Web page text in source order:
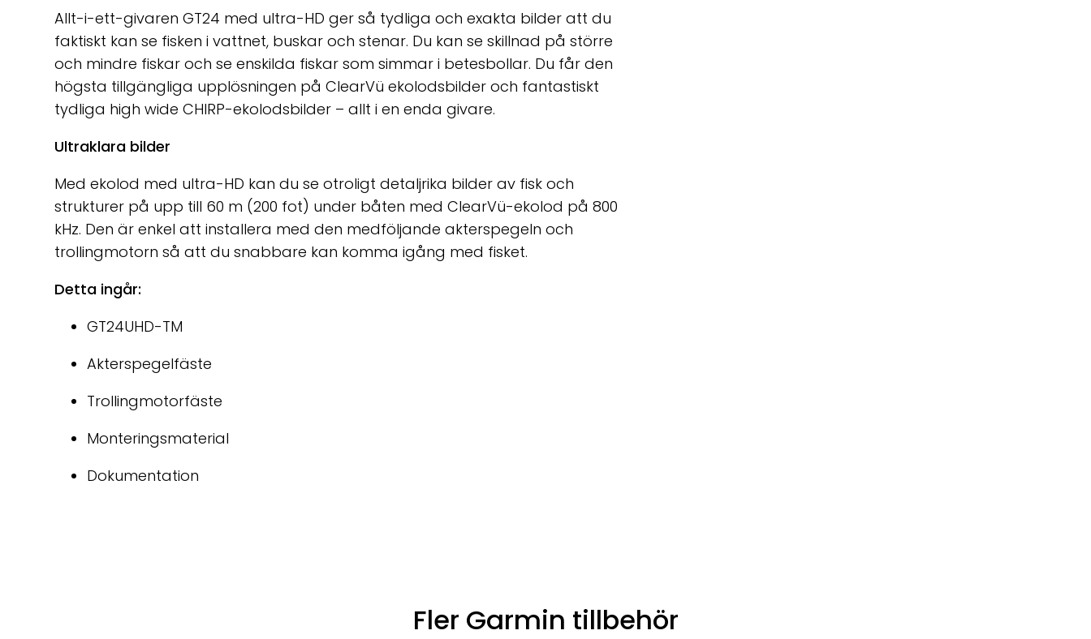
Allt-i-ett-givaren GT24 med ultra-HD ger så tydliga och exakta bilder att du
faktiskt kan se fisken i vattnet, buskar och stenar. Du kan se skillnad på större
och mindre fiskar och se enskilda fiskar som simmar i betesbollar. Du får den
högsta tillgängliga upplösningen på ClearVü ekolodsbilder och fantastiskt
tydliga high wide CHIRP-ekolodsbilder – allt i en enda givare.
Ultraklara bilder
Med ekolod med ultra-HD kan du se otroligt detaljrika bilder av fisk och
strukturer på upp till 60 m (200 fot) under båten med ClearVü-ekolod på 800
kHz. Den är enkel att installera med den medföljande akterspegeln och
trollingmotorn så att du snabbare kan komma igång med fisket.
Detta ingår:
GT24UHD-TM
Akterspegelfäste
Trollingmotorfäste
Monteringsmaterial
Dokumentation
Fler Garmin tillbehör